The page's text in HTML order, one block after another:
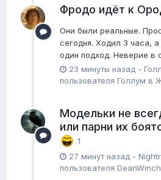
Фродо идёт к
Они были реальные.
сегодня. Ходил 3 часа,
один подход. Неверие в
23 минуты назад -
пользователя Голлум в
Модельки не
или парни их
1
27 минут назад -
пользователя